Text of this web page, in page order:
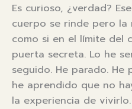
Es curioso, ¿verdad?
cuerpo se rinde pero la
como si en el límite del
puerta secreta. Lo he
seguido. He parado.
he aprendido que no
la experiencia de vivirlo.